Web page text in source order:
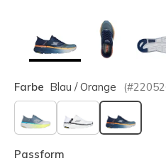
Farbe Blau / Orange (#
Passform